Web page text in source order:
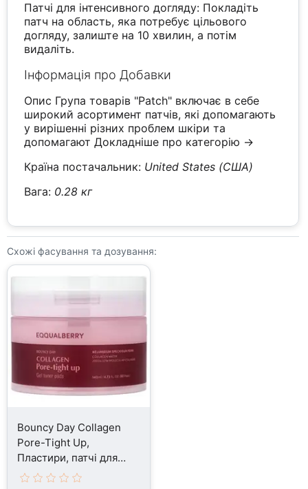
Патчі для інтенсивного догляду: Покладіть
патч на область, яка потребує цільового
догляду, залиште на 10 хвилин, а потім
видаліть.
Інформація про Добавки
Опис Група товарів "Patch" включає в себе
широкий асортимент патчів, які допомагають
у вирішенні різних проблем шкіри та
допомагаютДокладніше про категорію →
Країна постачальник: United States (США)
Вага: 0.28 кг
Схожі фасування та дозування:
Bouncy Day Collagen
Pore-Tight Up,
Пластири, патчі для
обличчя, 60 Pads